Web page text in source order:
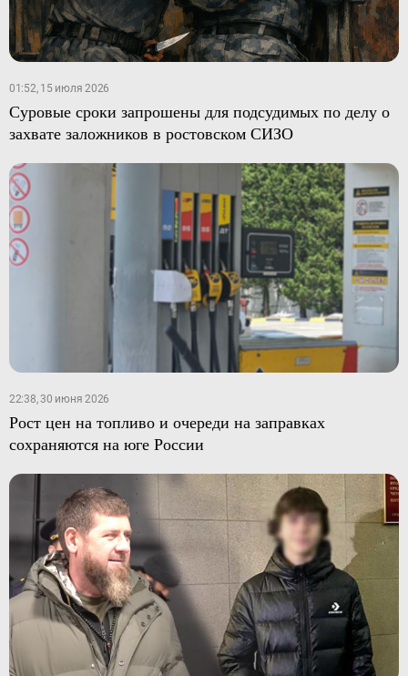
01:52, 15 июля 2026
Суровые сроки запрошены для подсудимых по делу о
захвате заложников в ростовском СИЗО
22:38, 30 июня 2026
Рост цен на топливо и очереди на заправках
сохраняются на юге России